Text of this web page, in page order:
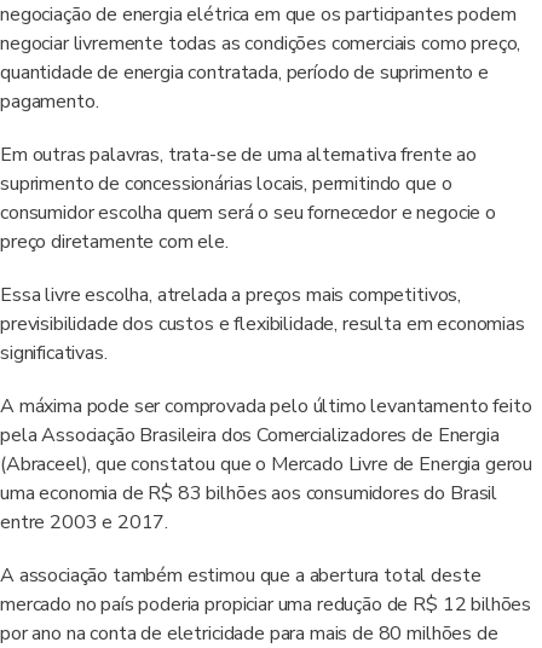
negociação de energia elétrica em que os participantes podem
negociar livremente todas as condições comerciais como preço,
quantidade de energia contratada, período de suprimento e
pagamento.
Em outras palavras, trata-se de uma alternativa frente ao
suprimento de concessionárias locais, permitindo que o
consumidor escolha quem será o seu fornecedor e negocie o
preço diretamente com ele.
Essa livre escolha, atrelada a preços mais competitivos,
previsibilidade dos custos e flexibilidade, resulta em economias
significativas.
A máxima pode ser comprovada pelo último levantamento feito
pela Associação Brasileira dos Comercializadores de Energia
(Abraceel), que constatou que o Mercado Livre de Energia gerou
uma economia de R$ 83 bilhões aos consumidores do Brasil
entre 2003 e 2017.
A associação também estimou que a abertura total deste
mercado no país poderia propiciar uma redução de R$ 12 bilhões
por ano na conta de eletricidade para mais de 80 milhões de